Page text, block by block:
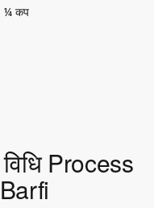
¼ कप
विधि Process